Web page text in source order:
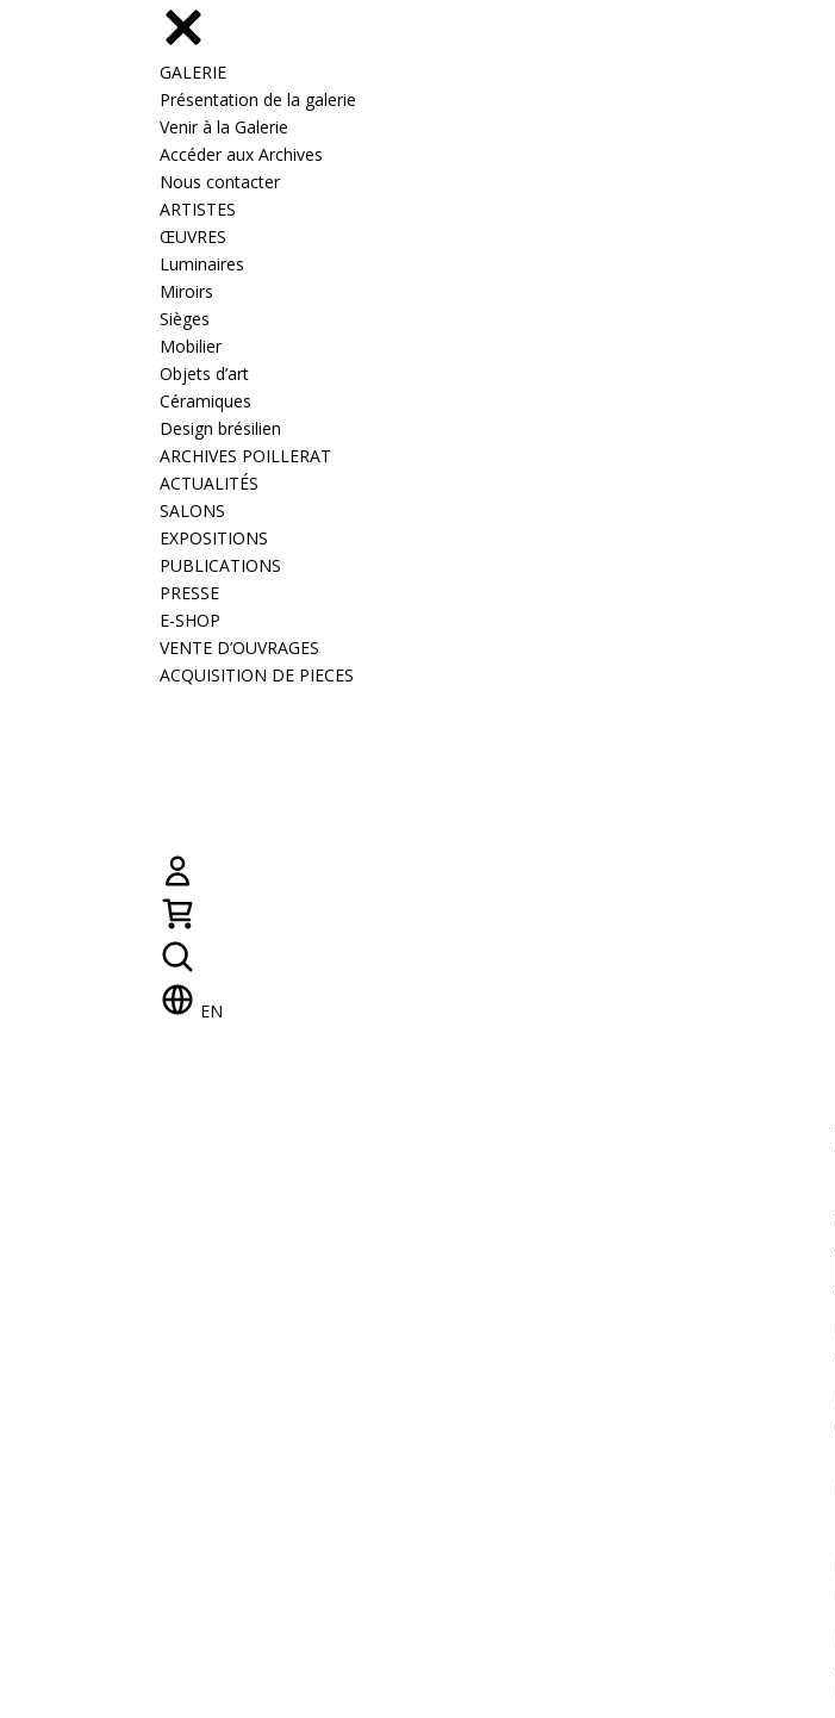
GALERIE
Présentation de la galerie
Venir à la Galerie
Accéder aux Archives
Nous contacter
ARTISTES
ŒUVRES
Luminaires
Miroirs
Sièges
Mobilier
Objets d’art
Céramiques
Design brésilien
ARCHIVES POILLERAT
ACTUALITÉS
SALONS
EXPOSITIONS
PUBLICATIONS
PRESSE
E-SHOP
VENTE D’OUVRAGES
ACQUISITION DE PIECES
EN